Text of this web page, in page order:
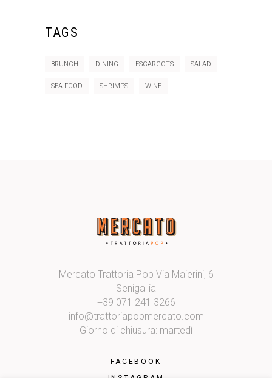
TAGS
BRUNCH DINING ESCARGOTS SALAD
SEA FOOD SHRIMPS WINE
Mercato Trattoria Pop Via Maierini, 6
Senigallia
+39 071 241 3266
info@trattoriapopmercato.com
Giorno di chiusura: martedì
FACEBOOK